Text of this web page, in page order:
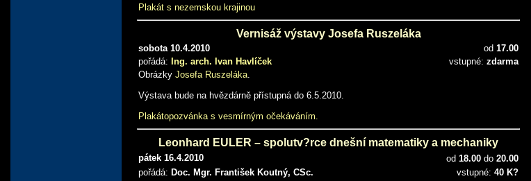
Plakát s nezemskou krajinou
Vernisáž výstavy Josefa Ruszeláka
sobota 10.4.2010 od 17.00
pořádá: Ing. arch. Ivan Havlíček vstupné: zdarma
Obrázky Josefa Ruszeláka
Výstava bude na hvězdárně přístupná do 6.5.2010.
Plakátopozvánka s vesmírným očekáváním.
Leonhard EULER – spolutv?rce dnešní matematiky a mechaniky
pátek 16.4.2010 od 18.00 do 20.00
pořádá: Doc. Mgr. František Koutný, CSc. vstupné: 40 K?